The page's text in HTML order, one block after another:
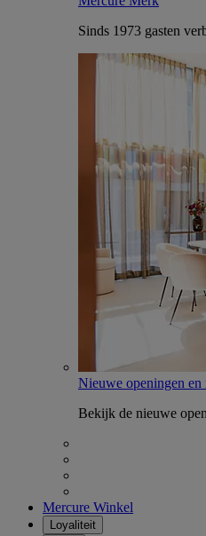
Sinds 1973 gasten
Nieuwe openingen en
Bekijk de nieuwe
Mercure Winkel
Loyaliteit